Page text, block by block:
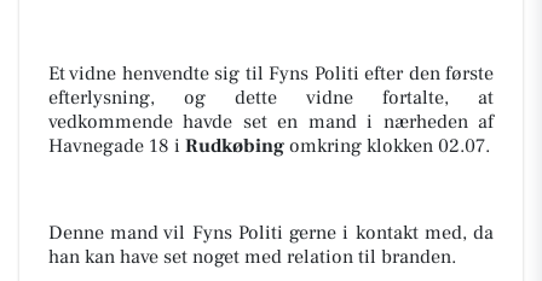
Et vidne henvendte sig til Fyns Politi efter den første
efterlysning, og dette vidne fortalte, at
vedkommende havde set en mand i nærheden af
Havnegade 18 i Rudkøbing omkring klokken 02.07.
Denne mand vil Fyns Politi gerne i kontakt med, da
han kan have set noget med relation til branden.